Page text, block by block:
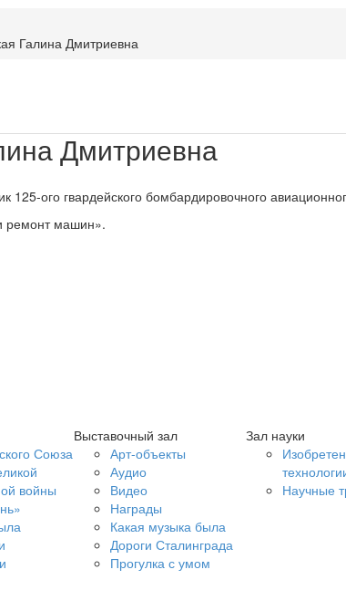
Галина Дмитриевна
Дмитриевна
125-ого гвардейского бомбардировочного
ремонт машин».
Союза
войны
Выставочный зал
Арт-объекты
Аудио
Видео
Награды
Какая музыка была
Дороги Сталинграда
Прогулка с умом
Зал науки
Научные